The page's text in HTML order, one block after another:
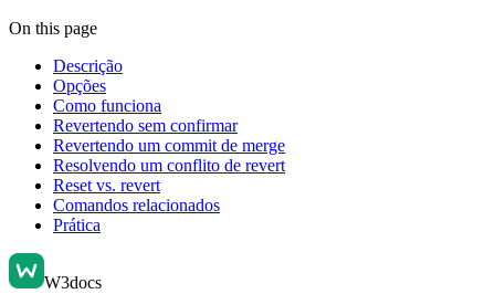
On this page
Descrição
Opções
Como funciona
Revertendo sem confirmar
Revertendo um commit de merge
Resolvendo um conflito de revert
Reset vs. revert
Comandos relacionados
Prática
W3docs